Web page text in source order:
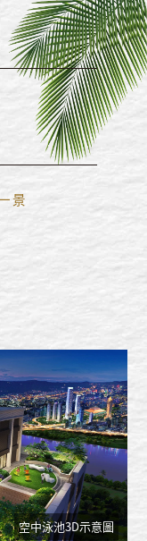
景
空中泳池3D示意圖